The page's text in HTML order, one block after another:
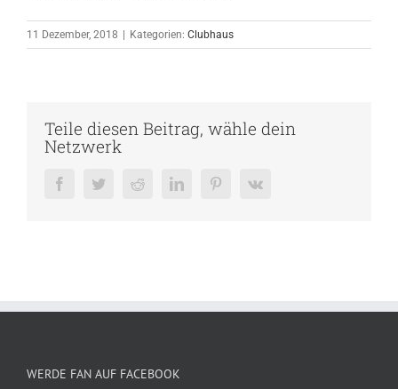
11 Dezember, 2018 Kategorien: Clubhaus
Teile diesen Beitrag, wähle dein
Netzwerk
FacebookTwitterRedditLinkedInPinterestVk
WERDE FAN AUF FACEBOOK